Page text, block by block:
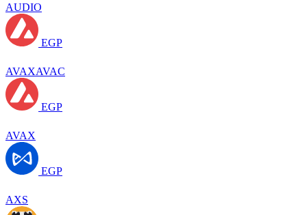
AUDIO
EGP
AVAXAVAC
EGP
AVAX
EGP
AXS